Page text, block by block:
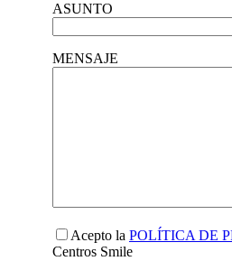
ASUNTO
MENSAJE
Acepto la POLÍTICA DE
Centros Smile